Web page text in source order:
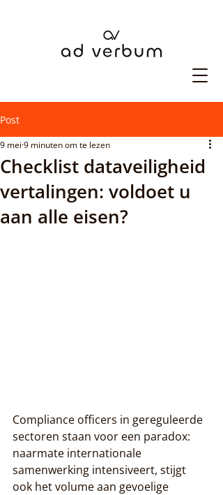
Post
Checklist dataveiligheid
vertalingen: voldoet u
aan alle eisen?
9 mei 9 minuten om te lezen
Compliance officers in gereguleerde
sectoren staan voor een paradox:
naarmate internationale
samenwerking intensiveert, stijgt
ook het volume aan gevoelige